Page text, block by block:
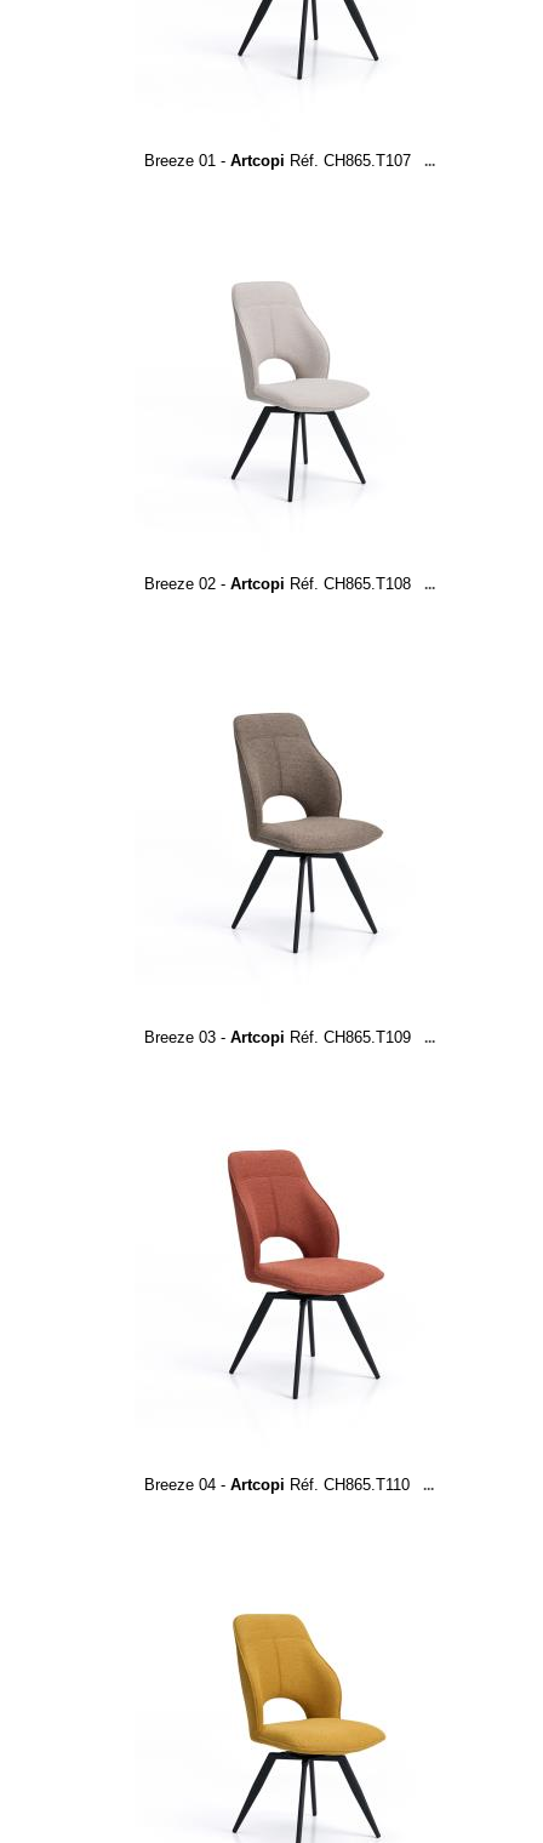
Breeze 01 - Artcopi Réf. CH865.T107 ...
Breeze 02 - Artcopi Réf. CH865.T108 ...
Breeze 03 - Artcopi Réf. CH865.T109 ...
Breeze 04 - Artcopi Réf. CH865.T110 ...